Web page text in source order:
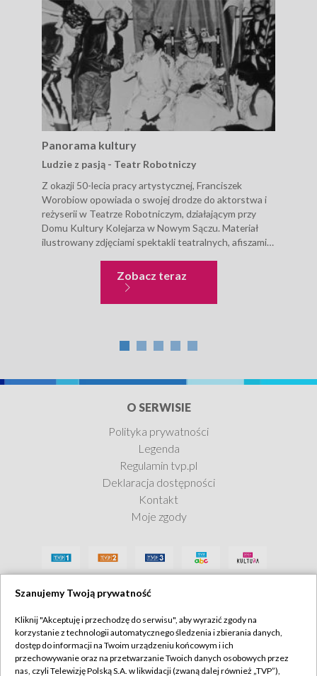
Panorama kultury
Ludzie z pasją - Teatr Robotniczy
Z okazji 50-lecia pracy artystycznej, Franciszek
Worobiow opowiada o swojej drodze do aktorstwa i
reżyserii w Teatrze Robotniczym, działającym przy
Domu Kultury Kolejarza w Nowym Sączu. Materiał
ilustrowany zdjęciami spektakli teatralnych, afiszami i
dorobek artystyczny...Zobacz terazPanorama kultury
O SERWISIE
Polityka prywatności
Legenda
Regulamin tvp.pl
Deklaracja dostępności
Kontakt
Moje zgody
Szanujemy Twoją prywatność
Kliknij "Akceptuję i przechodzę do serwisu", aby wyrazić zgody na
korzystanie z technologii automatycznego śledzenia i zbierania danych,
dostęp do informacji na Twoim urządzeniu końcowym i ich
przechowywanie oraz na przetwarzanie Twoich danych osobowych przez
nas, czyli Telewizję Polską S.A. w likwidacji (zwaną dalej również „TVP”),